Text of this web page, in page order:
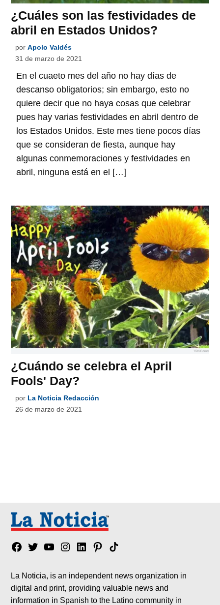
¿Cuáles son las festividades de
abril en Estados Unidos?
por Apolo Valdés
31 de marzo de 2021
En el cuaeto mes del año no hay días de
descanso obligatorios; sin embargo, esto no
quiere decir que no haya cosas que celebrar
pues hay varias festividades en abril dentro de
los Estados Unidos. Este mes tiene pocos días
que se consideran de fiesta, aunque hay
algunas conmemoraciones y festividades en
abril, ninguna está en el […]
¿Cuándo se celebra el April
Fools' Day?
por La Noticia Redacción
26 de marzo de 2021
Facebook
TwitterYouTubeInstagram
LinkedinPinterest
Tik
La Noticia, is an independent news organization in
digital and print, providing valuable news and
information in Spanish to the Latino community in